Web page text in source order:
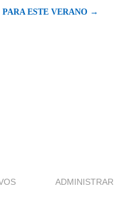
PARA ESTE VERANO →
ADMINISTRAR